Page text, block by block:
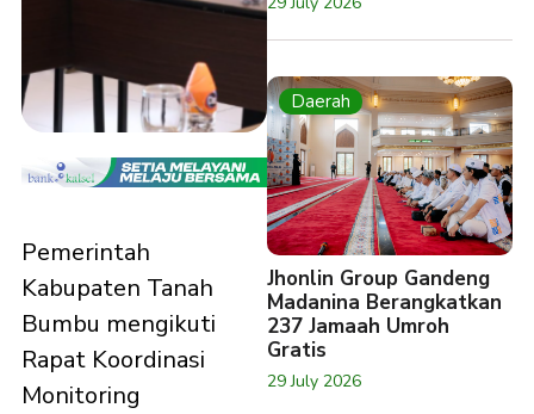
Pemerintah
Kabupaten Tanah
Bumbu mengikuti
Rapat Koordinasi
Monitoring
Daerah
Jhonlin Group Gandeng
Madanina Berangkatkan
237 Jamaah Umroh
Gratis
29 July 2026